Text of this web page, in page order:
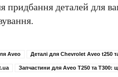
придбання деталей для
Aveo Деталі для Chevrolet Aveo t250
Запчастини для Aveo T250 та T300: